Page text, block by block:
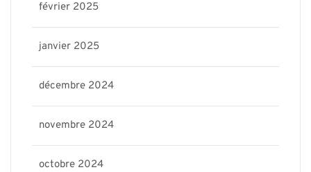
février 2025
janvier 2025
décembre 2024
novembre 2024
octobre 2024